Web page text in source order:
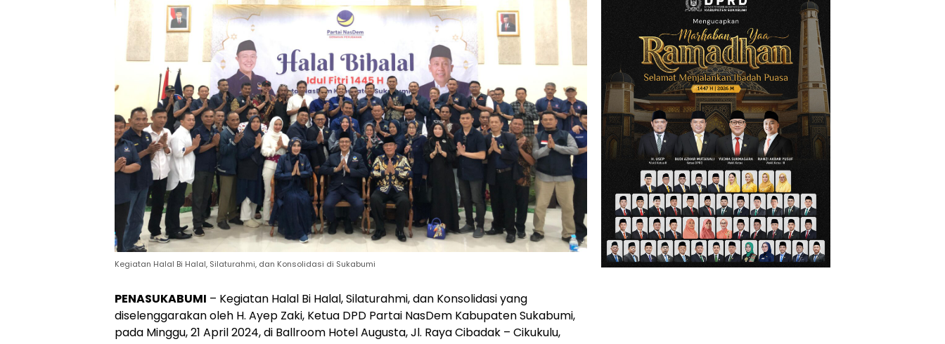
Kegiatan Halal Bi Halal, Silaturahmi, dan Konsolidasi di Sukabumi
PENASUKABUMI – Kegiatan Halal Bi Halal, Silaturahmi, dan Konsolidasi yang
diselenggarakan oleh H. Ayep Zaki, Ketua DPD Partai NasDem Kabupaten Sukabumi,
pada Minggu, 21 April 2024, di Ballroom Hotel Augusta, Jl. Raya Cibadak – Cikukulu,